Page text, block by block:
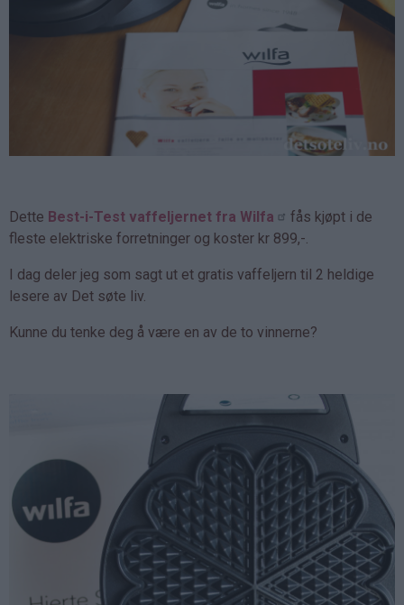
Dette Best-i-Test vaffeljernet fra Wilfa
fås kjøpt i de
fleste elektriske forretninger og koster kr 899,-.
I dag deler jeg som sagt ut et gratis vaffeljern til 2 heldige
lesere av Det søte liv.
Kunne du tenke deg å være en av de to vinnerne?